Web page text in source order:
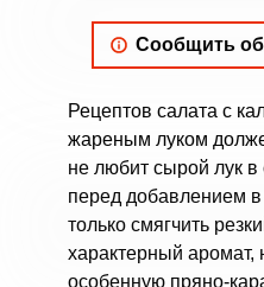
Сообщить
Рецептов салата с
жареным луком
не любит сырой лук
перед добавлением
только смягчить
характерный аромат,
особенную пряно-